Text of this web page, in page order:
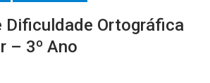
Dificuldade Ortográfica
– 3º Ano